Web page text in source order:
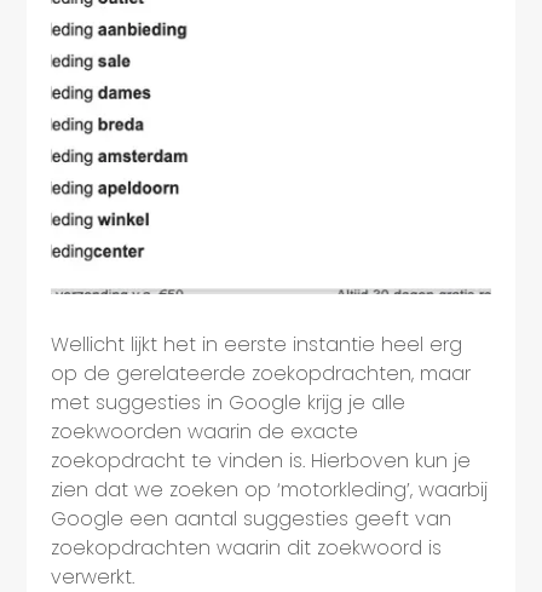
Wellicht lijkt het in eerste instantie heel erg
op de gerelateerde zoekopdrachten, maar
met suggesties in Google krijg je alle
zoekwoorden waarin de exacte
zoekopdracht te vinden is. Hierboven kun je
zien dat we zoeken op ‘motorkleding’, waarbij
Google een aantal suggesties geeft van
zoekopdrachten waarin dit zoekwoord is
verwerkt.